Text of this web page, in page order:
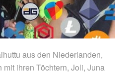
aus den Niederlanden,
mit ihren Töchtern, Joli, Juna